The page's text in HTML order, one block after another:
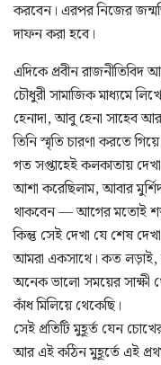
করবেন। এরপর নিজের
দাফন করা হবে।
এদিকে প্রবীন রাজনীতিবিদ
চৌধুরী সামাজিক মাধ্যমে
হেনাদা, আবু হেনা সাহেব
তিনি স্মৃতি চারণা করতে
গত সপ্তাহেই কলকাতায়
আশা করেছিলাম, আবার
থাকবেন — আগের মতোই
কিন্তু সেই দেখা যে শেষ
আমরা একসাথে। কত লড়াই,
অনেক ভালো সময়ের সাক্ষী
কাঁধ মিলিয়ে থেকেছি।
সেই প্রতিটি মুহূর্ত যেন
আর এই কঠিন মুহূর্তে এই